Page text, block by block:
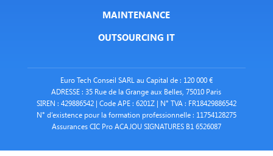
MAINTENANCE
OUTSOURCING IT
Euro Tech Conseil SARL au Capital de : 120 000 €
ADRESSE : 35 Rue de la Grange aux Belles, 75010 Paris
SIREN : 429886542 | Code APE : 6201Z | N° TVA : FR18429886542
N° d’existence pour la formation professionnelle : 11754128275
Assurances CIC Pro ACAJOU SIGNATURES B1 6526087